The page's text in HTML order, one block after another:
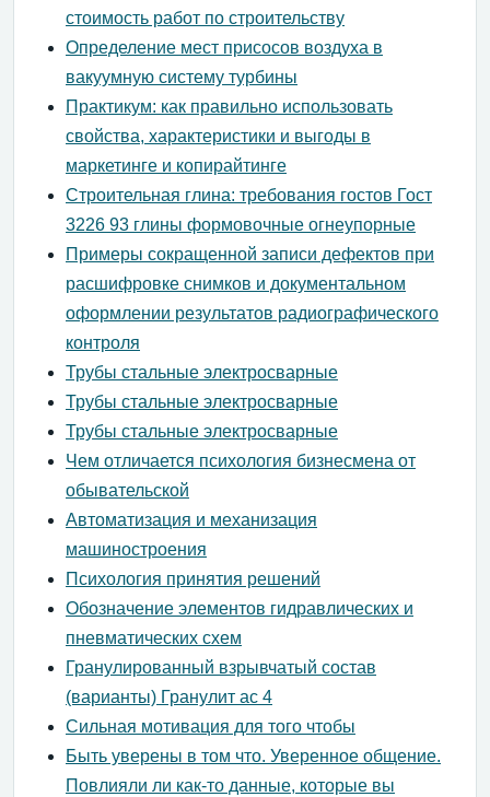
стоимость работ по строительству
Определение мест присосов воздуха в
вакуумную систему турбины
Практикум: как правильно использовать
свойства, характеристики и выгоды в
маркетинге и копирайтинге
Строительная глина: требования гостов Гост
3226 93 глины формовочные огнеупорные
Примеры сокращенной записи дефектов при
расшифровке снимков и документальном
оформлении результатов радиографического
контроля
Трубы стальные электросварные
Трубы стальные электросварные
Трубы стальные электросварные
Чем отличается психология бизнесмена от
обывательской
Автоматизация и механизация
машиностроения
Психология принятия решений
Обозначение элементов гидравлических и
пневматических схем
Гранулированный взрывчатый состав
(варианты) Гранулит ас 4
Сильная мотивация для того чтобы
Быть уверены в том что. Уверенное общение.
Повлияли ли как-то данные, которые вы